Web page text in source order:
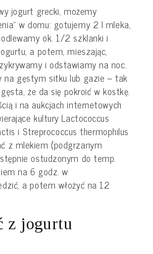
jogurt grecki, możemy
w domu: gotujemy 2 l mleka,
ok. 1/2 szklanki i
a potem, mieszając,
i odstawiamy na noc.
na gęstym sitku lub gazie – tak
że da się pokroić w kostkę.
i na aukcjach internetowych
kultury Lactococcus
i Streprococcus thermophilus
z mlekiem (podgrzanym
ostudzonym do temp.
na 6 godz. w
a potem włożyć na 12
z jogurtu